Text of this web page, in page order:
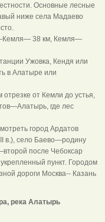
Основные лесные
ниже села Мадаево
38 км, Кемля—
Ужовка, Кендя или
в Алатыре или
от Кемли до устья,
где лес
город Ардатов
в.), село Баево—родину
после Чебоксар
пункт. Городом
дороги Москва-- Казань
река Алатырь